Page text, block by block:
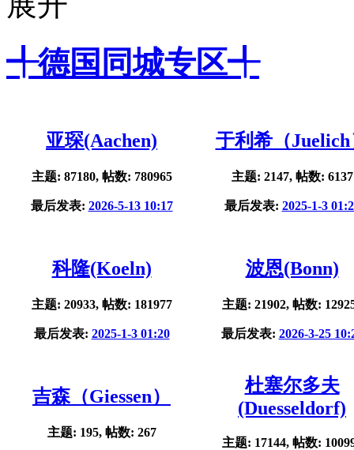
╃德国同城专区╃
亚琛(Aachen)
主题: 87180, 帖数: 780965
最后发表: 2026-5-13 10:17
于利希（Juelich
主题: 2147, 帖数: 6137
最后发表: 2025-1-3
科隆(Koeln)
主题: 20933, 帖数: 181977
最后发表: 2025-1-3 01:20
波恩(Bonn)
主题: 21902, 帖数:
最后发表: 2026-3-25
吉森（Giessen）
主题: 195, 帖数: 267
杜塞尔多夫
(Duesseldorf)
主题: 17144, 帖数: